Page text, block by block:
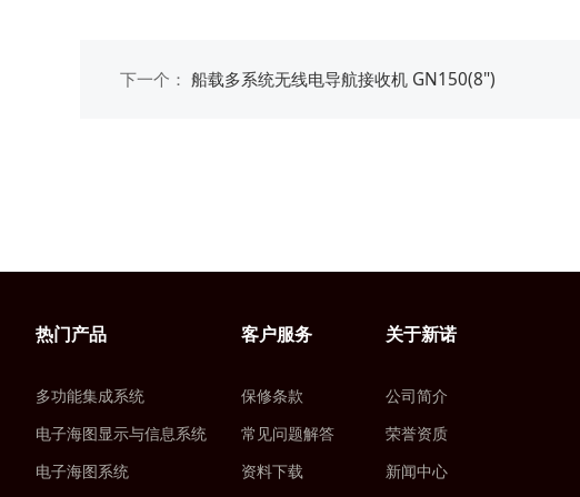
下一个： 船载多系统无线电导航接收机 GN150(8")
热门产品
多功能集成系统
电子海图显示与信息系统
电子海图系统
客户服务
保修条款
常见问题解答
资料下载
关于新诺
公司简介
荣誉资质
新闻中心